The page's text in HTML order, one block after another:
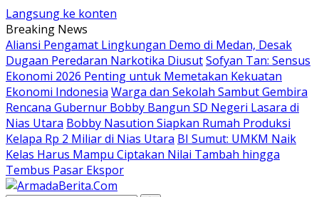
Langsung ke konten
Breaking News
Aliansi Pengamat Lingkungan Demo di Medan, Desak
Dugaan Peredaran Narkotika DiusutSofyan Tan: Sensus
Ekonomi 2026 Penting untuk Memetakan Kekuatan
Ekonomi Indonesia Warga dan Sekolah Sambut Gembira
Rencana Gubernur Bobby Bangun SD Negeri Lasara di
Nias Utara Bobby Nasution Siapkan Rumah Produksi
Kelapa Rp 2 Miliar di Nias Utara BI Sumut: UMKM Naik
Kelas Harus Mampu Ciptakan Nilai Tambah hingga
Tembus Pasar Ekspor